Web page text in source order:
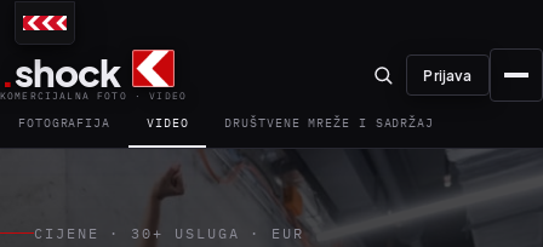
.shock
KOMERCIJALNA FOTO · VIDEO
Prijava
FOTOGRAFIJA VIDEO DRUŠTVENE MREŽE I SADRŽAJ
CIJENE · 30+ USLUGA · EUR